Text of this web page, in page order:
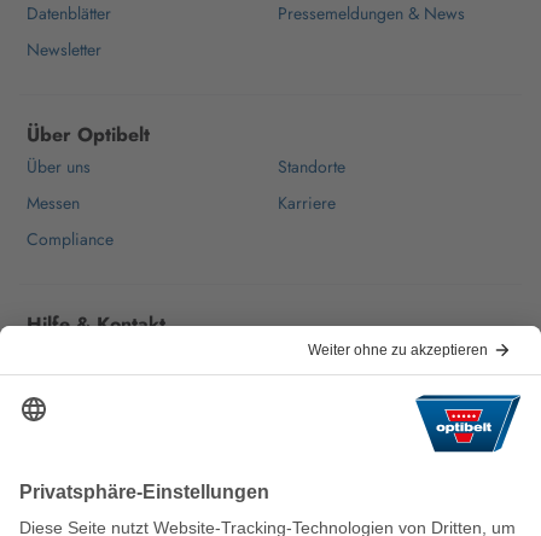
Wir halten die Welt nachhaltig in
Datenblätter
Pressemeldungen & News
Newsletter
Über Optibelt
Über uns
Standorte
Messen
Karriere
Compliance
Hilfe & Kontakt
Für Lieferanten
Kontakt